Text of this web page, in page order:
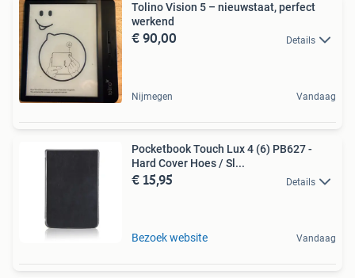
Tolino Vision 5 – nieuwstaat, perfect
werkend
€ 90,00 Details
Nijmegen Vandaag
Pocketbook Touch Lux 4 (6) PB627 -
Hard Cover Hoes / Sl...
€ 15,95 Details
Bezoek website Vandaag